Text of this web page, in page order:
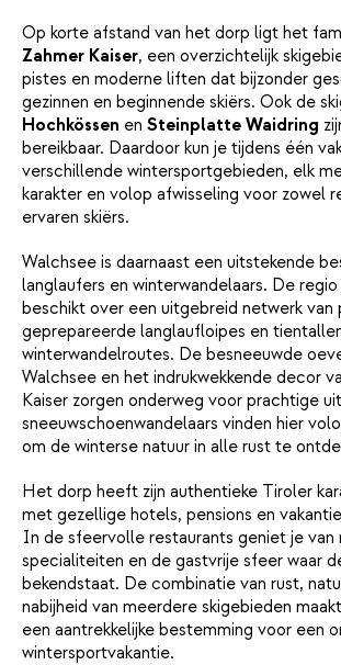
Op korte afstand van het dorp ligt het
Zahmer Kaiser, een overzichtelijk
pistes en moderne liften dat bijzonder
gezinnen en beginnende skiërs. Ook de
Hochkössen en Steinplatte Waidring
bereikbaar. Daardoor kun je tijdens één
verschillende wintersportgebieden, elk
karakter en volop afwisseling voor zowel
ervaren skiërs.
Walchsee is daarnaast een uitstekende
langlaufers en winterwandelaars. De regio
beschikt over een uitgebreid netwerk
geprepareerde langlaufloipes en
winterwandelroutes. De besneeuwde
Walchsee en het indrukwekkende decor
Kaiser zorgen onderweg voor prachtige
sneeuwschoenwandelaars vinden hier
om de winterse natuur in alle rust te
Het dorp heeft zijn authentieke Tiroler
met gezellige hotels, pensions en
In de sfeervolle restaurants geniet je van
specialiteiten en de gastvrije sfeer waar
bekendstaat. De combinatie van rust,
nabijheid van meerdere skigebieden
een aantrekkelijke bestemming voor een
wintersportvakantie.